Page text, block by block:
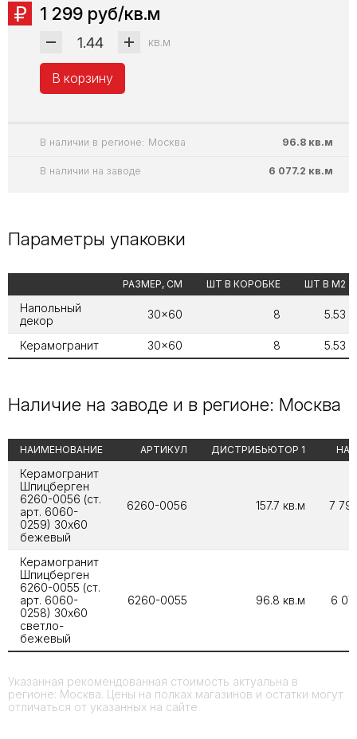
1 299 руб/кв.м
кв.м
В корзину
В наличии в регионе: Москва 96.8 кв.м
В наличии на заводе 6 077.2 кв.м
Параметры упаковки
РАЗМЕР, СМ ШТ В КОРОБКЕ ШТ В М2
Напольный
декор
30x60 8 5.53
Керамогранит 30x60 8 5.53
Наличие на заводе и в регионе: Москва
НАИМЕНОВАНИЕ АРТИКУЛ ДИСТРИБЬЮТОР 1 НА
Керамогранит
Шпицберген
6260-0056 (ст.
арт. 6060-
0259) 30х60
бежевый
6260-0056 157.7 кв.м 7
Керамогранит
Шпицберген
6260-0055 (ст.
арт. 6060-
0258) 30х60
светло-
бежевый
6260-0055 96.8 кв.м 6
Указанная рекомендованная стоимость актуальна в
регионе: Москва. Цены на полках магазинов и остатки могут
отличаться от указанных на сайте